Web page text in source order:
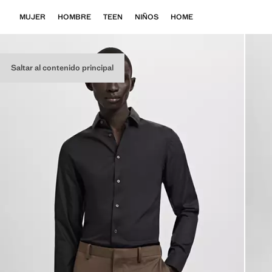
Saltar al contenido principal
MUJER HOMBRE TEEN NIÑOS HOME